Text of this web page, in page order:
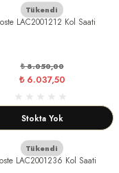
Tükendi
LAC2001212 Kol Saati
₺ 8.050,00
₺ 6.037,50
Stokta Yok
Tükendi
LAC2001236 Kol Saati